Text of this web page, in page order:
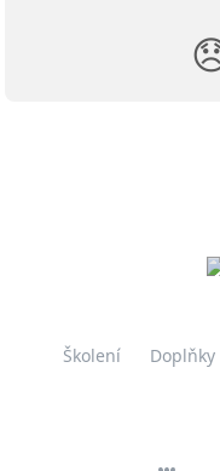
Školení Doplňky